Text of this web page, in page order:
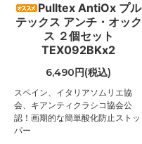
Pulltex AntiOx プル
テックス アンチ・オック
ス ２個セット
TEX092BKx2
6,490円(税込)
スペイン、イタリアソムリエ協
会、キアンティクラシコ協会公
認！画期的な簡単酸化防止ストッ
パー